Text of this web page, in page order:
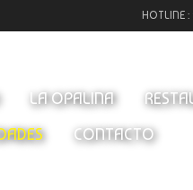
HOTLINE :
LA OPALINA
CONTACTO